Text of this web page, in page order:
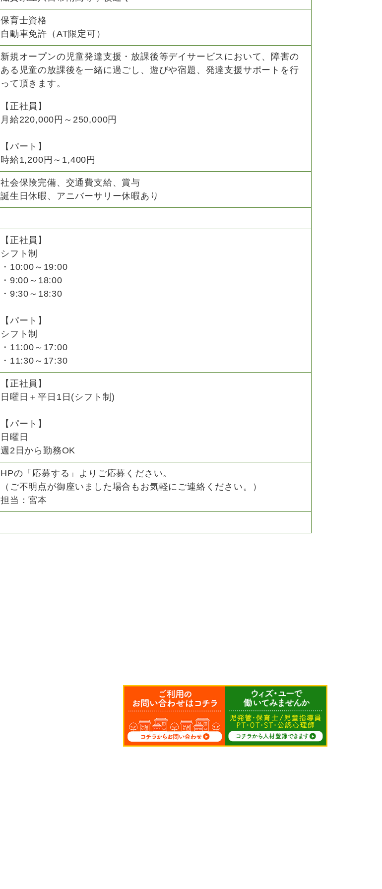
保育士資格
自動車免許（AT限定可）
新規オープンの児童発達支援・放課後等デイサービスにおいて、障害の
ある児童の放課後を一緒に過ごし、遊びや宿題、発達支援サポートを行
って頂きます。
【正社員】
月給220,000円～250,000円
【パート】
時給1,200円～1,400円
社会保険完備、交通費支給、賞与
誕生日休暇、アニバーサリー休暇あり
【正社員】
シフト制
・10:00～19:00
・9:00～18:00
・9:30～18:30
【パート】
シフト制
・11:00～17:00
・11:30～17:30
【正社員】
日曜日＋平日1日(シフト制)
【パート】
日曜日
週2日から勤務OK
HPの「応募する」よりご応募ください。
（ご不明点が御座いました場合もお気軽にご連絡ください。）
担当：宮本